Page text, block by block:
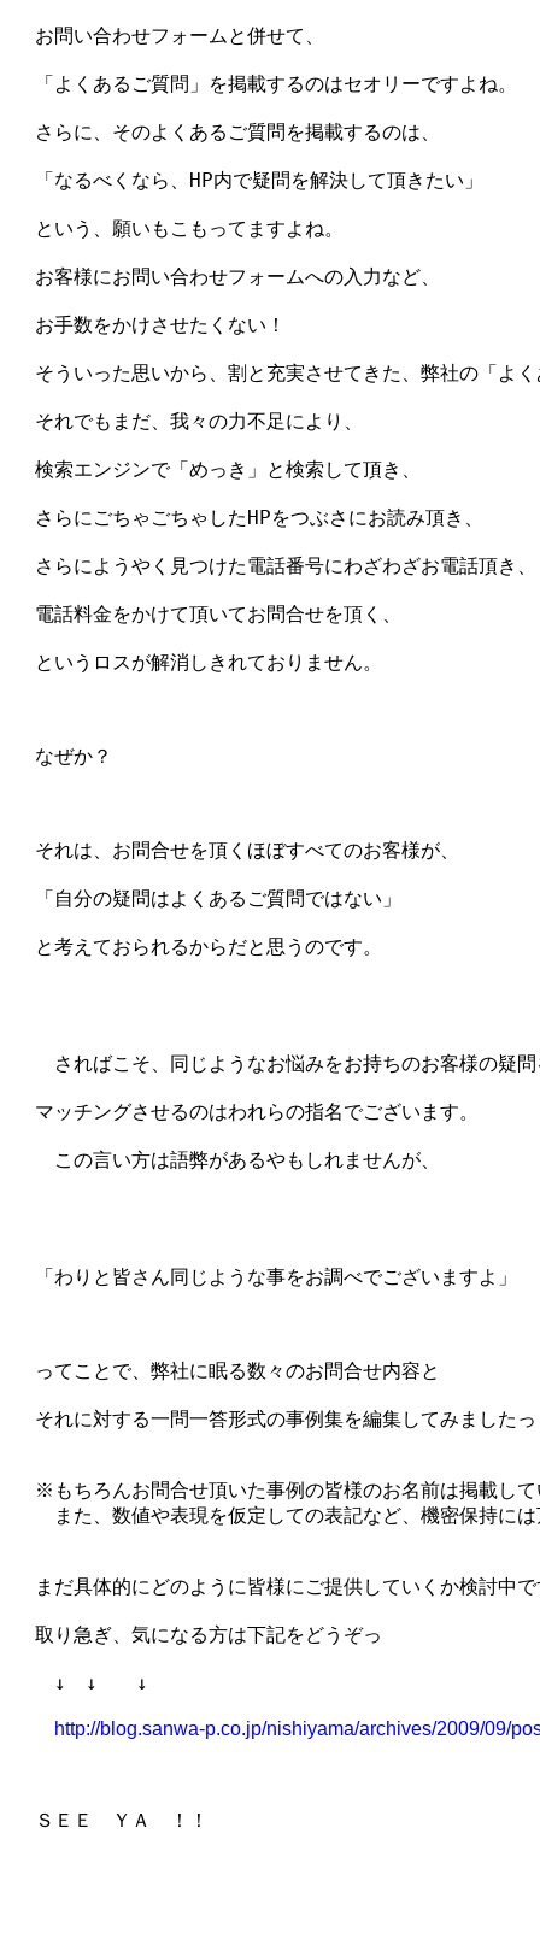
お問い合わせフォームと併せて、
「よくあるご質問」を掲載するのはセオリーですよね。
さらに、そのよくあるご質問を掲載するのは、
「なるべくなら、HP内で疑問を解決して頂きたい」
という、願いもこもってますよね。
お客様にお問い合わせフォームへの入力など、
お手数をかけさせたくない！
そういった思いから、割と充実させてきた、弊社の「よ
それでもまだ、我々の力不足により、
検索エンジンで「めっき」と検索して頂き、
さらにごちゃごちゃしたHPをつぶさにお読み頂き、
さらにようやく見つけた電話番号にわざわざお電話頂き、
電話料金をかけて頂いてお問合せを頂く、
というロスが解消しきれておりません。
なぜか？
それは、お問合せを頂くほぼすべてのお客様が、
「自分の疑問はよくあるご質問ではない」
と考えておられるからだと思うのです。
さればこそ、同じようなお悩みをお持ちのお客様の疑問
マッチングさせるのはわれらの指名でございます。
この言い方は語弊があるやもしれませんが、
「わりと皆さん同じような事をお調べでございますよ」
ってことで、弊社に眠る数々のお問合せ内容と
それに対する一問一答形式の事例集を編集してみました
※もちろんお問合せ頂いた事例の皆様のお名前は掲載して
また、数値や表現を仮定しての表記など、機密保持には
まだ具体的にどのように皆様にご提供していくか検討中
取り急ぎ、気になる方は下記をどうぞっ
↓　↓　　↓
http://blog.sanwa-p.co.jp/nishiyama/archives/2009/09/
ＳＥＥ　ＹＡ　！！